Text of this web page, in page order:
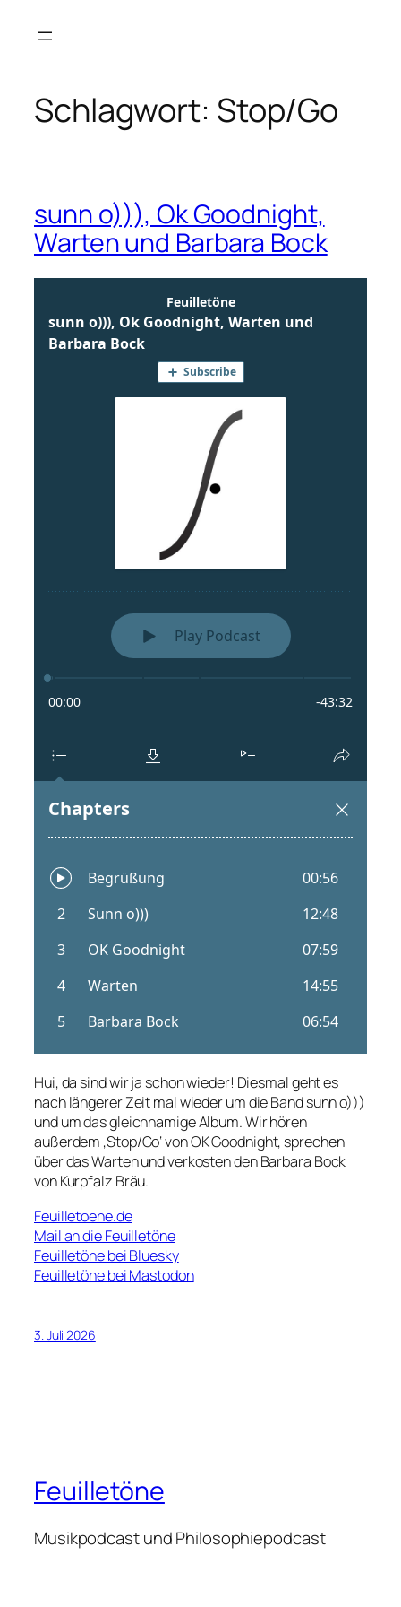
Inhalt
Schlagwort: Stop/Go
sunn o))), Ok Goodnight,
Warten und Barbara Bock
Hui, da sind wir ja schon wieder! Diesmal geht es
nach längerer Zeit mal wieder um die Band sunn o)))
und um das gleichnamige Album. Wir hören
außerdem ‚Stop/Go‘ von OK Goodnight, sprechen
über das Warten und verkosten den Barbara Bock
von Kurpfalz Bräu.
Feuilletoene.de
Mail an die Feuilletöne
Feuilletöne bei Bluesky
Feuilletöne bei Mastodon
3. Juli 2026
Feuilletöne
Musikpodcast und Philosophiepodcast